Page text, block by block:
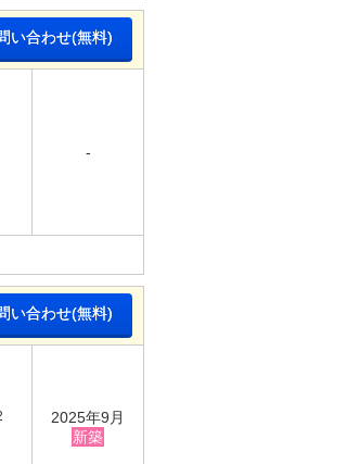
い合わせ(無料)
-
い合わせ(無料)
2025年9月
新築